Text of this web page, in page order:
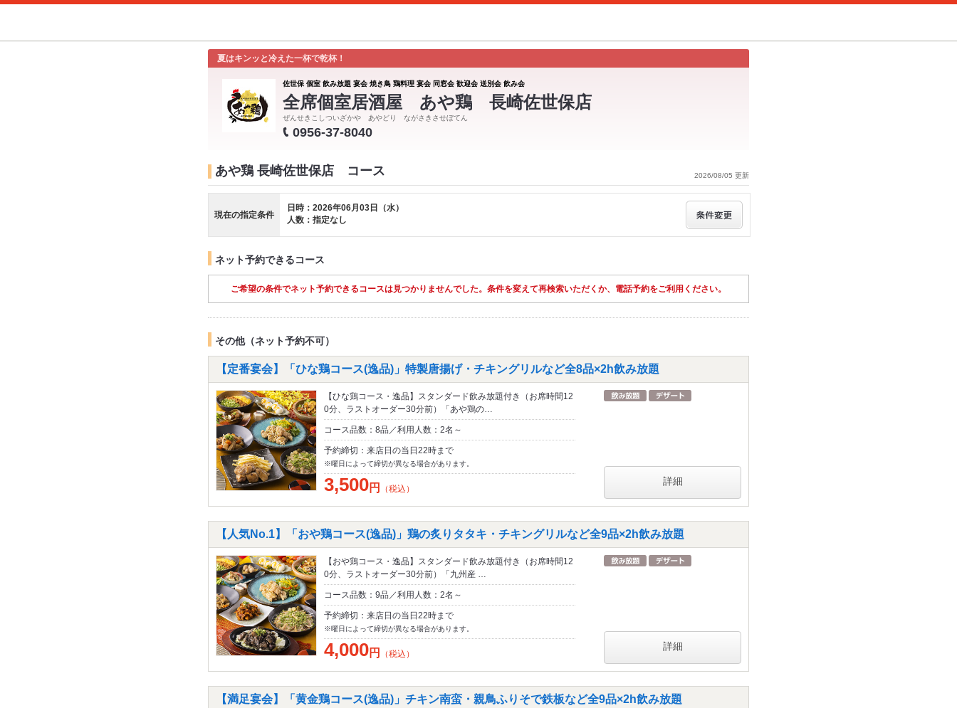
夏はキンッと冷えた一杯で乾杯！
佐世保 個室 飲み放題 宴会 焼き鳥 鶏料理 宴会 同窓会 歓迎会 送別会 飲み会
全席個室居酒屋 あや鶏 長崎佐世保店
ぜんせきこしついざかや あやどり ながさきさせぼてん
0956-37-8040
2026/08/05 更新
あや鶏 長崎佐世保店 コース
現在の指定条件
日時：2026年06月03日（水）
人数：指定なし
ネット予約できるコース
ご希望の条件でネット予約できるコースは見つかりませんでした。条件を変えて再検索いただくか、電話予約をご利用ください。
その他（ネット予約不可）
【定番宴会】「ひな鶏コース(逸品)」特製唐揚げ・チキングリルなど全8品×2h飲み放題
【ひな鶏コース・逸品】スタンダード飲み放題付き（お席時間12
0分、ラストオーダー30分前）「あや鶏の…
コース品数：8品／利用人数：2名～
予約締切：来店日の当日22時まで
※曜日によって締切が異なる場合があります。
3,500円 （税込）
詳細
【人気No.1】「おや鶏コース(逸品)」鶏の炙りタタキ・チキングリルなど全9品×2h飲み放題
【おや鶏コース・逸品】スタンダード飲み放題付き（お席時間12
0分、ラストオーダー30分前）「九州産 …
コース品数：9品／利用人数：2名～
予約締切：来店日の当日22時まで
※曜日によって締切が異なる場合があります。
4,000円 （税込）
詳細
【満足宴会】「黄金鶏コース(逸品)」チキン南蛮・親鳥ふりそで鉄板など全9品×2h飲み放題